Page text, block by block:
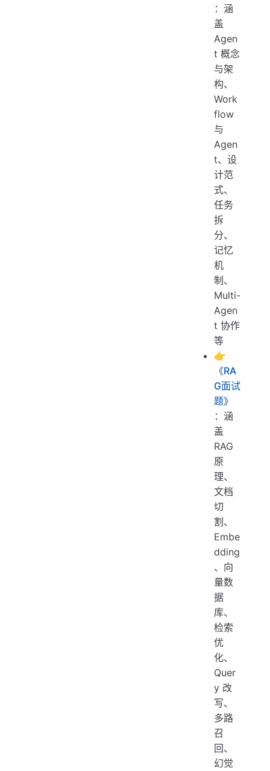
：涵
盖
Agen
t 概念
与架
构、
Work
flow
与
Agen
t、设
计范
式、
任务
拆
分、
记忆
机
制、
Multi-
Agen
t 协作
等
👉
《RA
G面试
题》
：涵
盖
RAG
原
理、
文档
切
割、
Embe
dding
、向
量数
据
库、
检索
优
化、
Quer
y 改
写、
多路
召
回、
幻觉